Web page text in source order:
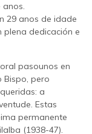
anos.
29 anos de idade
plena dedicación e
pasounos en
Bispo, pero
a
Estas
permanente
(1938-47).